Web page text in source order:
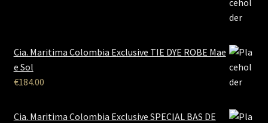
Cia. Maritima Colombia Exclusive TIE DYE ROBE Mae
e Sol
€184.00
Cia. Maritima Colombia Exclusive SPECIAL BAS DE